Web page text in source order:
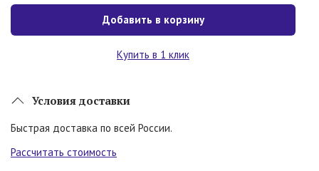
Добавить в корзину
Купить в 1 клик
Условия доставки
Быстрая доставка по всей России.
Рассчитать стоимость